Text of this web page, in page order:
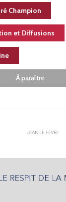
Champion
et Diffusions
À paraître